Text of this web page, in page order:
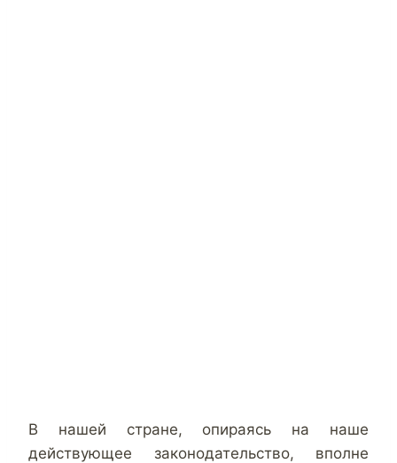
В нашей стране, опираясь на наше
действующее законодательство, вполне